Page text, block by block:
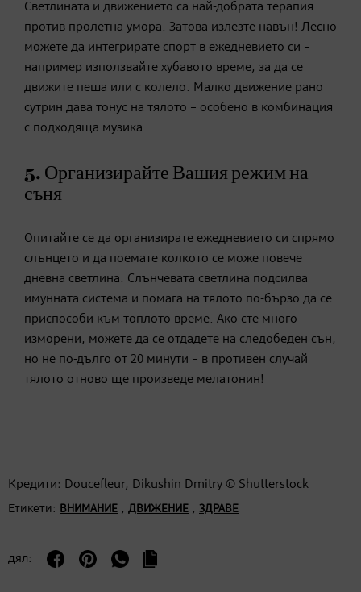
Светлината и движението са най-добрата терапия
против пролетна умора. Затова излезте навън! Лесно
можете да интегрирате спорт в ежедневието си –
например използвайте хубавото време, за да се
движите пеша или с колело. Малко движение рано
сутрин дава тонус на тялото – особено в комбинация
с подходяща музика.
5. Организирайте Вашия режим на
съня
Опитайте се да организирате ежедневието си спрямо
слънцето и да поемате колкото се може повече
дневна светлина. Слънчевата светлина подсилва
имунната система и помага на тялото по-бързо да се
приспособи към топлото време. Ако сте много
изморени, можете да се отдадете на следобеден сън,
но не по-дълго от 20 минути – в противен случай
тялото отново ще произведе мелатонин!
Кредити: Doucefleur, Dikushin Dmitry © Shutterstock
Етикети: ВНИМАНИЕ , ДВИЖЕНИЕ , ЗДРАВЕ
дял: